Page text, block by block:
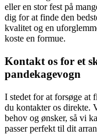
eller en stor fest på
dig for at finde den
kvalitet og en
koste en formue.
Kontakt os for et
pandekagevogn
I stedet for at forsøge at
du kontakter os direkte.
behov og ønsker, så vi
passer perfekt til dit